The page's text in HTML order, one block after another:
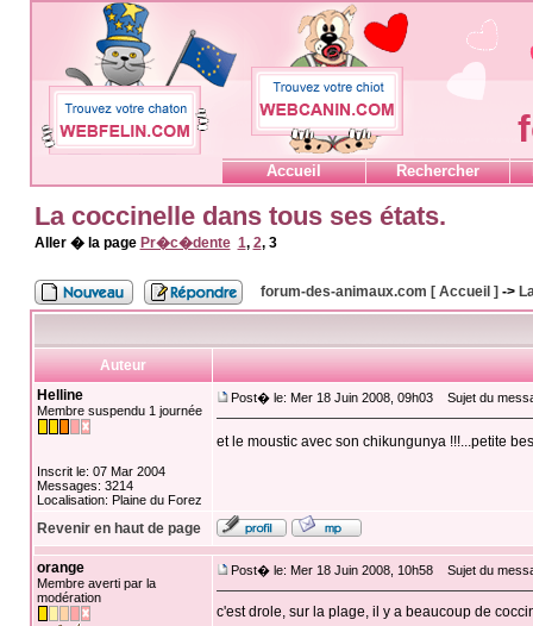
Accueil Rechercher
La coccinelle dans tous ses états.
Aller � la page Pr�c�dente 1, 2, 3
forum-des-animaux.com [ Accueil ] ->
Auteur
Helline
Membre suspendu 1 journée
Inscrit le: 07 Mar 2004
Messages: 3214
Localisation: Plaine du Forez
Post� le: Mer 18 Juin 2008, 09h03 Sujet du
et le moustic avec son chikungunya !!!...petite
Revenir en haut de page
orange
Membre averti par la
modération
Post� le: Mer 18 Juin 2008, 10h58 Sujet du
c'est drole, sur la plage, il y a beaucoup de